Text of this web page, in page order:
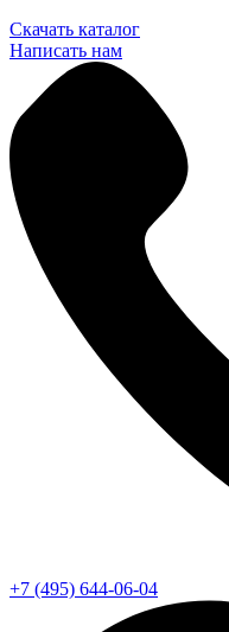
Скачать каталог
Написать нам
+7 (495) 644-06-04